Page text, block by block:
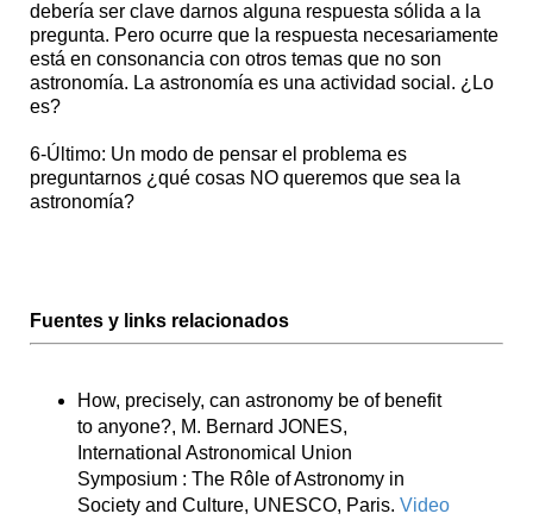
debería ser clave darnos alguna respuesta sólida a la
pregunta. Pero ocurre que la respuesta necesariamente
está en consonancia con otros temas que no son
astronomía. La astronomía es una actividad social. ¿Lo
es?
6-Último: Un modo de pensar el problema es
preguntarnos ¿qué cosas NO queremos que sea la
astronomía?
Fuentes y links relacionados
How, precisely, can astronomy be of benefit
to anyone?, M. Bernard JONES,
International Astronomical Union
Symposium : The Rôle of Astronomy in
Society and Culture, UNESCO, Paris. Video